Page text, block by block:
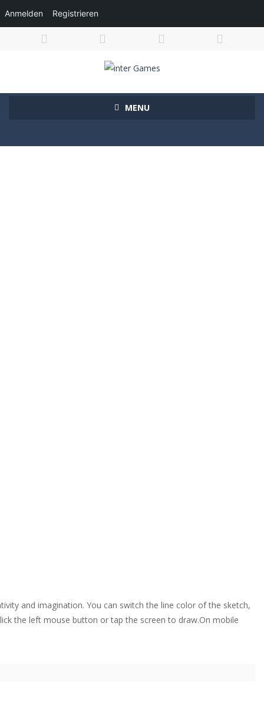
MENU
and imagination. You can switch the line color of the sketch,
the left mouse button or tap the screen to draw.On mobile
Anmelden Registrieren